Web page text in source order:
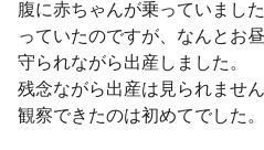
腹に赤ちゃんが乗っていまし
っていたのですが、なんとお
守られながら出産しました。
残念ながら出産は見られませ
観察できたのは初めてでした。